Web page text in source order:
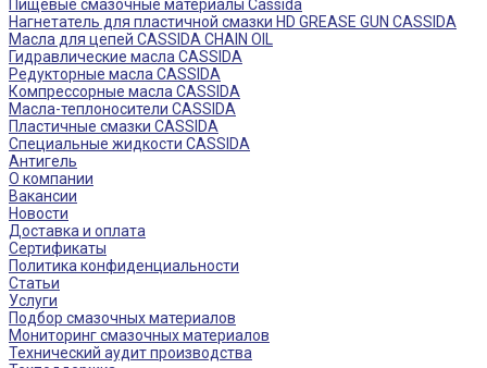
Пищевые смазочные материалы Cassida
Нагнетатель для пластичной смазки HD GREASE GUN CASSIDA
Масла для цепей CASSIDA CHAIN OIL
Гидравлические масла CASSIDA
Редукторные масла CASSIDA
Компрессорные масла CASSIDA
Масла-теплоносители CASSIDA
Пластичные смазки CASSIDA
Специальные жидкости CASSIDA
Антигель
О компании
Вакансии
Новости
Доставка и оплата
Сертификаты
Политика конфиденциальности
Статьи
Услуги
Подбор смазочных материалов
Мониторинг смазочных материалов
Технический аудит производства